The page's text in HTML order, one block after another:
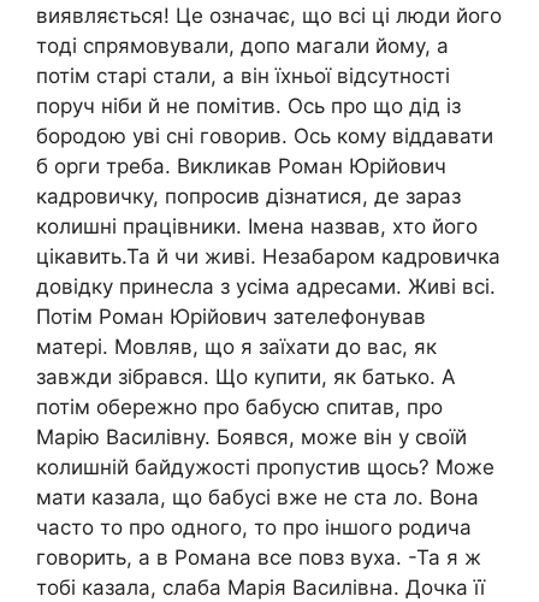
виявляється! Це означає, що всі ці люди його
тоді спрямовували, допо магали йому, а
потім старі стали, а він їхньої відсутності
поруч ніби й не помітив. Ось про що дід із
бородою уві сні говорив. Ось кому віддавати
б орги треба. Викликав Роман Юрійович
кадровичку, попросив дізнатися, де зараз
колишні працівники. Імена назвав, хто його
цікавить.Та й чи живі. Незабаром кадровичка
довідку принесла з усіма адресами. Живі всі.
Потім Роман Юрійович зателефонував
матері. Мовляв, що я заїхати до вас, як
завжди зібрався. Що купити, як батько. А
потім обережно про бабусю спитав, про
Марію Василівну. Боявся, може він у своїй
колишній байдужості пропустив щось? Може
мати казала, що бабусі вже не ста ло. Вона
часто то про одного, то про іншого родича
говорить, а в Романа все повз вуха. -Та я ж
тобі казала, слаба Марія Василівна. Дочка її